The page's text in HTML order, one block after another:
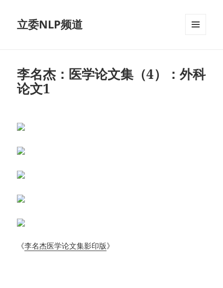
立委NLP频道
李名杰：医学论文集（4）：外科
论文1
《李名杰医学论文集影印版》